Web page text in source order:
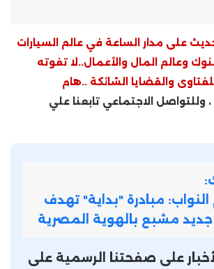
على مدار الساعة في عالم السيارات
وعالم المال والأعمال..لا تفوته
والقضايا الشائكة ..هام
، وللتواصل الاجتماعي تابعنا علي
النواب: مبادرة "بداية" تهدف
مشبع بالهوية المصرية
على صفحتنا الرسمية على